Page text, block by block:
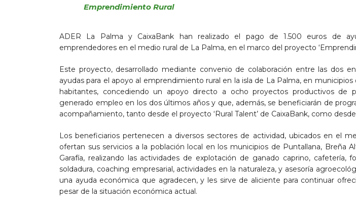
Emprendimiento Rural
ADER La Palma y CaixaBank han realizado el pago de 1.500 euros de
emprendedores en el medio rural de La Palma, en el marco del proyecto
Este proyecto, desarrollado mediante convenio de colaboración entre las dos
ayudas para el apoyo al emprendimiento rural en la isla de La Palma, en
habitantes, concediendo un apoyo directo a ocho proyectos productivos de
generado empleo en los dos últimos años y que, además, se beneficiarán de
acompañamiento, tanto desde el proyecto ‘Rural Talent’ de CaixaBank, como
Los beneficiarios pertenecen a diversos sectores de actividad, ubicados en el
ofertan sus servicios a la población local en los municipios de Puntallana, Breña
Garafía, realizando las actividades de explotación de ganado caprino, cafetería,
soldadura, coaching empresarial, actividades en la naturaleza, y asesoría
una ayuda económica que agradecen, y les sirve de aliciente para continuar
pesar de la situación económica actual.